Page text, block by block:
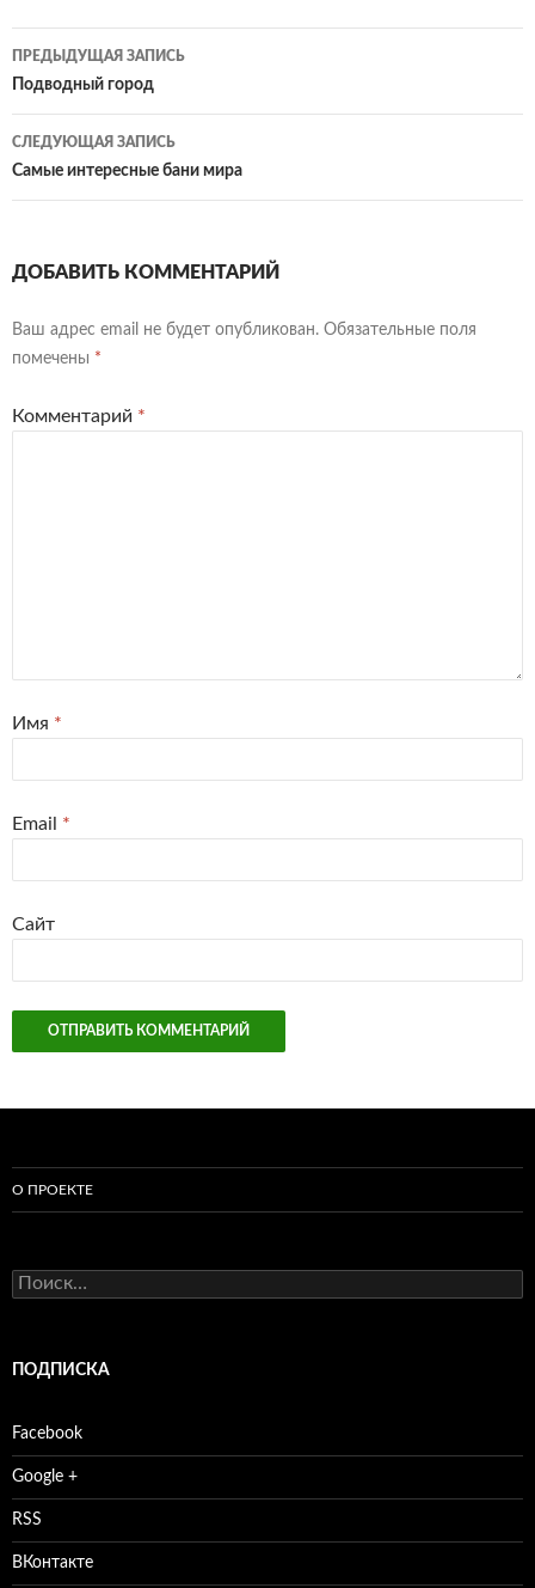
Навигация
по
записям
ПРЕДЫДУЩАЯ ЗАПИСЬ
Подводный город
СЛЕДУЮЩАЯ ЗАПИСЬ
Самые интересные бани мира
ДОБАВИТЬ КОММЕНТАРИЙ
Ваш адрес email не будет опубликован. Обязательные поля
помечены *
Комментарий *
Имя *
Email *
Сайт
О ПРОЕКТЕ
Найти:
ПОДПИСКА
Facebook
Google +
RSS
ВКонтакте